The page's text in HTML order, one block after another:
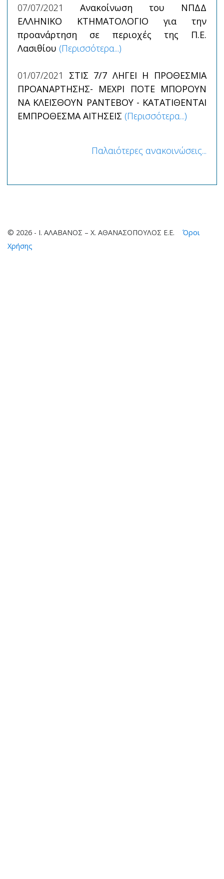
07/07/2021 Ανακοίνωση του ΝΠΔΔ
ΕΛΛΗΝΙΚΟ ΚΤΗΜΑΤΟΛΟΓΙΟ για την
προανάρτηση σε περιοχές της Π.Ε.
Λασιθίου (Περισσότερα...)
01/07/2021 ΣΤΙΣ 7/7 ΛΗΓΕΙ Η ΠΡΟΘΕΣΜΙΑ
ΠΡΟΑΝΑΡΤΗΣΗΣ- ΜΕΧΡΙ ΠΟΤΕ ΜΠΟΡΟΥΝ
ΝΑ ΚΛΕΙΣΘΟΥΝ ΡΑΝΤΕΒΟΥ - ΚΑΤΑΤΙΘΕΝΤΑΙ
ΕΜΠΡΟΘΕΣΜΑ ΑΙΤΗΣΕΙΣ (Περισσότερα...)
Παλαιότερες ανακοινώσεις...
© 2026 - Ι. ΑΛΑΒΑΝΟΣ – Χ. ΑΘΑΝΑΣΟΠΟΥΛΟΣ Ε.Ε.
Όροι
Χρήσης